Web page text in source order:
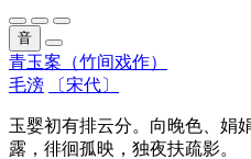
音
青玉案（竹间戏作）
毛滂
〔宋代〕
玉婴初有排云分。向晚色、娟
露，徘徊孤映，独夜扶疏影。